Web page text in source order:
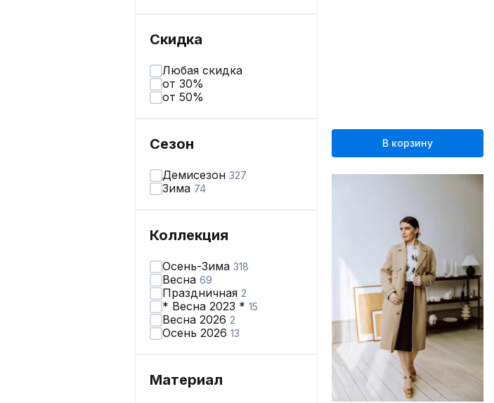
Скидка
Любая скидка
от 30%
от 50%
Сезон
Демисезон 327
Зима 74
Коллекция
Осень-Зима 318
Весна 69
Праздничная 2
* Весна 2023 * 15
Весна 2026 2
Осень 2026 13
Материал
В корзину